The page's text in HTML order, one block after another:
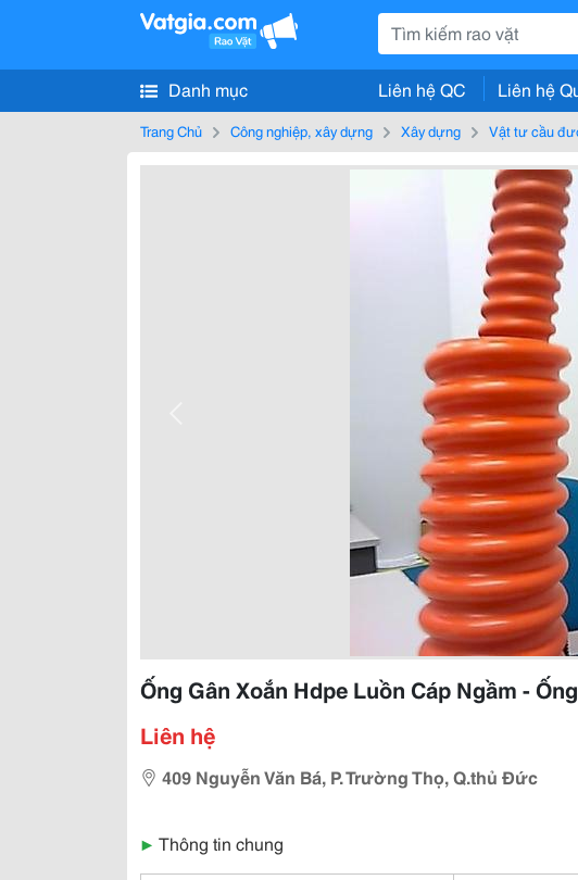
Danh mục Liên hệ QC Liên hệ
Trang Chủ Công nghiệp, xây dựng Xây dựng Vật tư cầu
Ống Gân Xoắn Hdpe Luồn Cáp Ngầm -
Liên hệ
409 Nguyễn Văn Bá, P. Trường Thọ, Q.thủ Đức
▶ Thông tin chung